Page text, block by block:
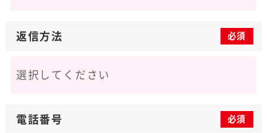
返信方法 必須
電話番号 必須